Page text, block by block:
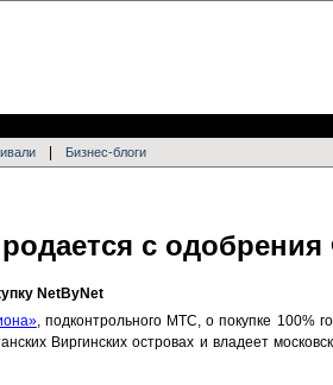
Бизнес-блоги
с
NetByNet
, подконтрольного МТС, о покупке 100%
Виргинских островах и владеет